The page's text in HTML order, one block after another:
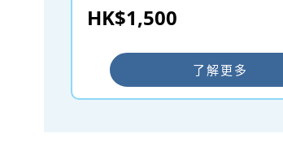
15價肺炎球菌疫苗已獲美國
批准使用，在美國、英國、加
洲等歐美國家廣泛使用，以預
清型肺炎球菌（1、3、4、
6B、7F、9V、14、18C、
HK$1,500
了解更多